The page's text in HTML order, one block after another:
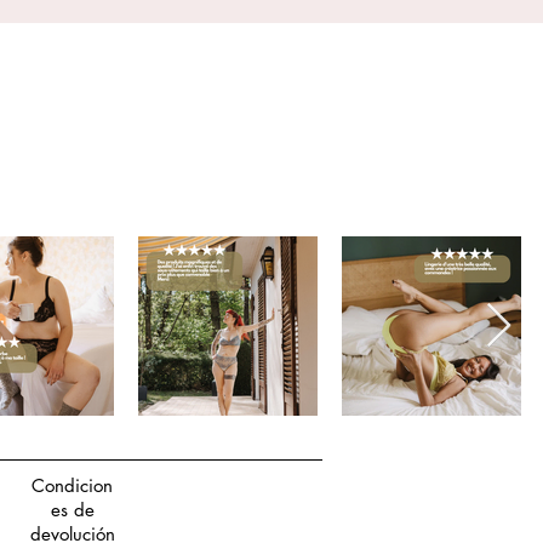
Condicion
es de
devolución